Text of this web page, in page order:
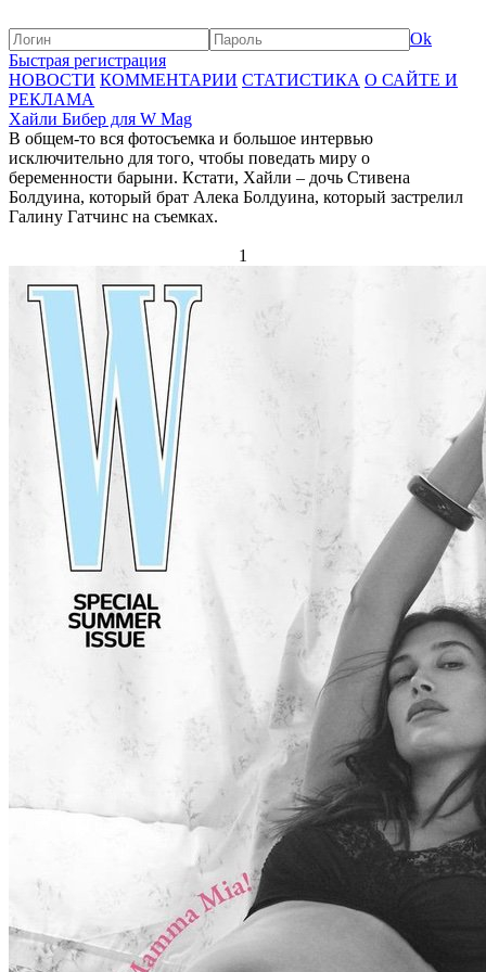
Ok
Быстрая регистрация
НОВОСТИ КОММЕНТАРИИ СТАТИСТИКА О САЙТЕ И
РЕКЛАМА
Хайли Бибер для W Mag
В общем-то вся фотосъемка и большое интервью
исключительно для того, чтобы поведать миру о
беременности барыни. Кстати, Хайли – дочь Стивена
Болдуина, который брат Алека Болдуина, который застрелил
Галину Гатчинс на съемках.
1